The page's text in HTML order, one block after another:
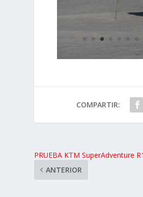
COMPARTIR:
PRUEBA KTM SuperAdventure
ANTERIOR